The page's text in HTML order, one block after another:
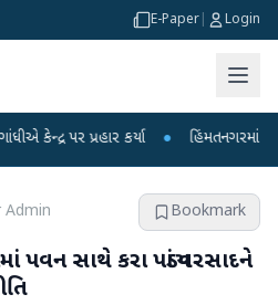
E-Paper Login
પ્રહાર કર્યા ● હિંમતનગરમાં રહસ્યમય
Admin Bookmark
પવન સાથે કરા પડ્યાં વરસાદને